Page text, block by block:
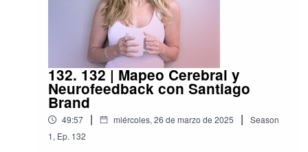
132. 132 | Mapeo Cerebral y
Neurofeedback con Santiago
Brand
49:57 | miércoles, 26 de marzo de 2025 |
Season
1, Ep. 132